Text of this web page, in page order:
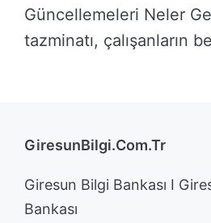
Güncellemeleri Neler
tazminatı, çalışanların
GiresunBilgi.Com.Tr
Giresun Bilgi Bankası I
Bankası